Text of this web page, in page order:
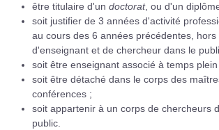
être titulaire d'un doctorat, ou d'un
soit justifier de 3 années d'activité
au cours des 6 années précédentes, hors
d'enseignant et de chercheur dans le
soit être enseignant associé à temps plein
soit être détaché dans le corps des
conférences ;
soit appartenir à un corps de chercheurs
public.